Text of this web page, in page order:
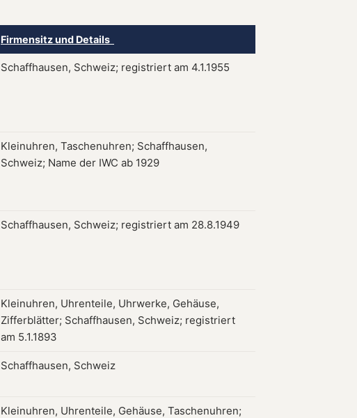
Firmensitz und Details
Schaffhausen, Schweiz; registriert am 4.1.1955
Kleinuhren, Taschenuhren; Schaffhausen,
Schweiz; Name der IWC ab 1929
Schaffhausen, Schweiz; registriert am 28.8.1949
Kleinuhren, Uhrenteile, Uhrwerke, Gehäuse,
Zifferblätter; Schaffhausen, Schweiz; registriert
am 5.1.1893
Schaffhausen, Schweiz
Kleinuhren, Uhrenteile, Gehäuse, Taschenuhren;